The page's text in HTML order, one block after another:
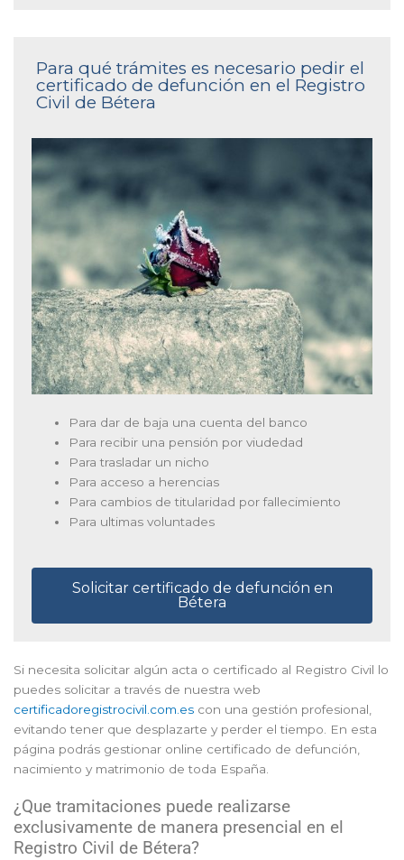
Para qué trámites es necesario pedir el
certificado de defunción en el Registro
Civil de Bétera
Para dar de baja una cuenta del banco
Para recibir una pensión por viudedad
Para trasladar un nicho
Para acceso a herencias
Para cambios de titularidad por fallecimiento
Para ultimas voluntades
Solicitar certificado de defunción en
Bétera
Si necesita solicitar algún acta o certificado al Registro Civil lo
puedes solicitar a través de nuestra web
certificadoregistrocivil.com.es con una gestión profesional,
evitando tener que desplazarte y perder el tiempo. En esta
página podrás gestionar online certificado de defunción,
nacimiento y matrimonio de toda España.
¿Que tramitaciones puede realizarse
exclusivamente de manera presencial en el
Registro Civil de Bétera?